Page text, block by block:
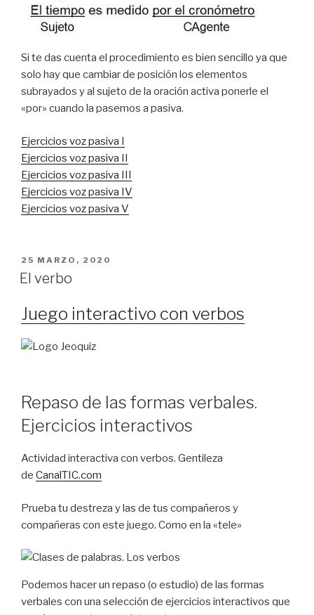
Si te das cuenta el procedimiento es bien sencillo ya que
solo hay que cambiar de posición los elementos
subrayados y al sujeto de la oración activa ponerle el
«por» cuando la pasemos a pasiva.
Ejercicios voz pasiva I
Ejercicios voz pasiva II
Ejercicios voz pasiva III
Ejercicios voz pasiva IV
Ejercicios voz pasiva V
PUBLICADO
EN
25 MARZO, 2020
El verbo
Juego interactivo con verbos
Repaso de las formas verbales.
Ejercicios interactivos
Actividad interactiva con verbos. Gentileza
de CanalTIC.com
Prueba tu destreza y las de tus compañeros y
compañeras con este juego. Como en la «tele»
Podemos hacer un repaso (o estudio) de las formas
verbales con una selección de ejercicios interactivos que